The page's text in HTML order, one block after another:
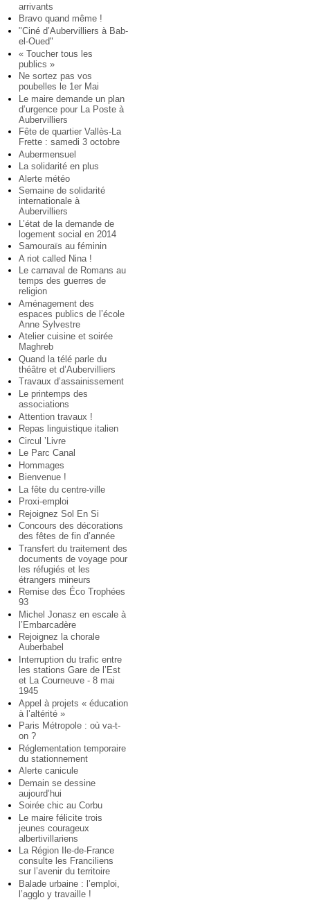
arrivants
Bravo quand même !
"Ciné d’Aubervilliers à Bab-
el-Oued"
« Toucher tous les
publics »
Ne sortez pas vos
poubelles le 1er Mai
Le maire demande un plan
d’urgence pour La Poste à
Aubervilliers
Fête de quartier Vallès-La
Frette : samedi 3 octobre
Aubermensuel
La solidarité en plus
Alerte météo
Semaine de solidarité
internationale à
Aubervilliers
L’état de la demande de
logement social en 2014
Samouraïs au féminin
A riot called Nina !
Le carnaval de Romans au
temps des guerres de
religion
Aménagement des
espaces publics de l’école
Anne Sylvestre
Atelier cuisine et soirée
Maghreb
Quand la télé parle du
théâtre et d’Aubervilliers
Travaux d’assainissement
Le printemps des
associations
Attention travaux !
Repas linguistique italien
Circul ’Livre
Le Parc Canal
Hommages
Bienvenue !
La fête du centre-ville
Proxi-emploi
Rejoignez Sol En Si
Concours des décorations
des fêtes de fin d’année
Transfert du traitement des
documents de voyage pour
les réfugiés et les
étrangers mineurs
Remise des Éco Trophées
93
Michel Jonasz en escale à
l’Embarcadère
Rejoignez la chorale
Auberbabel
Interruption du trafic entre
les stations Gare de l’Est
et La Courneuve - 8 mai
1945
Appel à projets « éducation
à l’altérité »
Paris Métropole : où va-t-
on ?
Réglementation temporaire
du stationnement
Alerte canicule
Demain se dessine
aujourd’hui
Soirée chic au Corbu
Le maire félicite trois
jeunes courageux
albertivillariens
La Région Ile-de-France
consulte les Franciliens
sur l’avenir du territoire
Balade urbaine : l’emploi,
l’agglo y travaille !